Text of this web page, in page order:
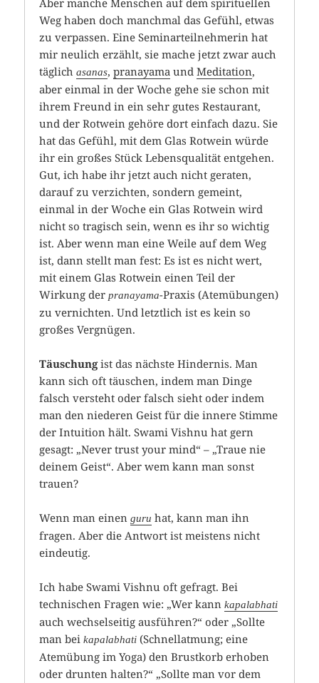
Aber manche Menschen auf dem spirituellen
Weg haben doch manchmal das Gefühl, etwas
zu verpassen. Eine Seminarteilnehmerin hat
mir neulich erzählt, sie mache jetzt zwar auch
täglichasanas,pranayama undMeditation,
aber einmal in der Woche gehe sie schon mit
ihrem Freund in ein sehr gutes Restaurant,
und der Rotwein gehöre dort einfach dazu. Sie
hat das Gefühl, mit dem Glas Rotwein würde
ihr ein großes Stück Lebensqualität entgehen.
Gut, ich habe ihr jetzt auch nicht geraten,
darauf zu verzichten, sondern gemeint,
einmal in der Woche ein Glas Rotwein wird
nicht so tragisch sein, wenn es ihr so wichtig
ist. Aber wenn man eine Weile auf dem Weg
ist, dann stellt man fest: Es ist es nicht wert,
mit einem Glas Rotwein einen Teil der
Wirkung derpranayama-Praxis (Atemübungen)
zu vernichten. Und letztlich ist es kein so
großes Vergnügen.
Täuschungist das nächste Hindernis. Man
kann sich oft täuschen, indem man Dinge
falsch versteht oder falsch sieht oder indem
man den niederen Geist für die innere Stimme
der Intuition hält. Swami Vishnu hat gern
gesagt: „Never trust your mind“ – „Traue nie
deinem Geist“. Aber wem kann man sonst
trauen?
Wenn man einenguru hat, kann man ihn
fragen. Aber die Antwort ist meistens nicht
eindeutig.
Ich habe Swami Vishnu oft gefragt. Bei
technischen Fragen wie: „Wer kannkapalabhati
auch wechselseitig ausführen?“ oder „Sollte
man beikapalabhati (Schnellatmung; eine
Atemübung im Yoga) den Brustkorb erhoben
oder drunten halten?“ „Sollte man vor dem